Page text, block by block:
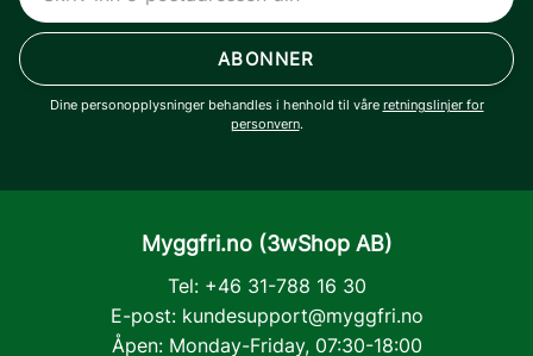
ABONNER
Dine personopplysninger behandles i henhold til våre retningslinjer for
personvern.
Myggfri.no (3wShop AB)
Tel: +46 31-788 16 30
E-post: kundesupport@myggfri.no
Åpen: Monday-Friday, 07:30-18:00